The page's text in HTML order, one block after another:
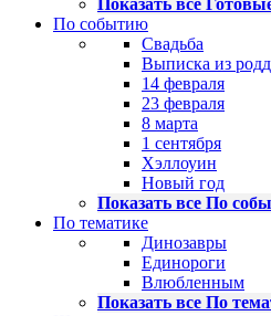
Показать все
По событию
Свадьба
Выписка из
14 февраля
23 февраля
8 марта
1 сентября
Хэллоуин
Новый год
Показать все По
По тематике
Динозавры
Единороги
Влюбленным
Показать все По